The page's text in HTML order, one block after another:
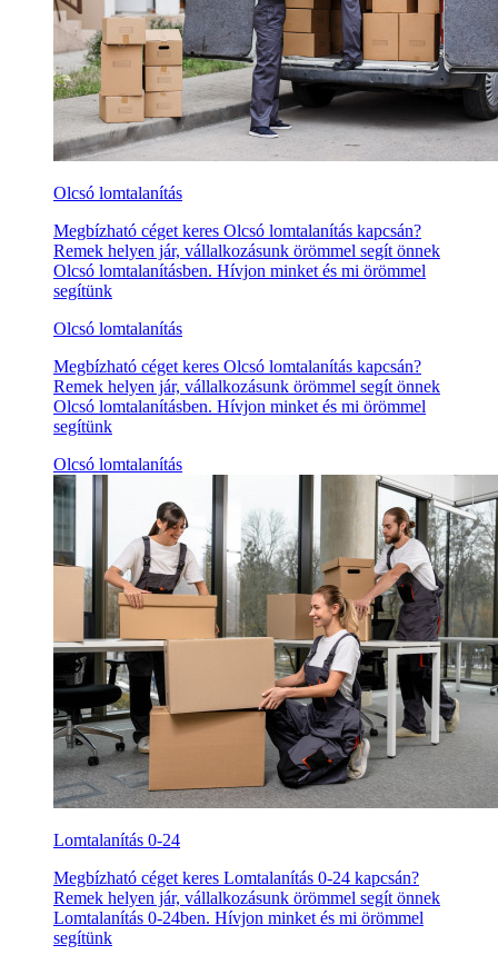
Olcsó lomtalanítás
Megbízható céget keres Olcsó lomtalanítás kapcsán?
Remek helyen jár, vállalkozásunk örömmel segít önnek
Olcsó lomtalanításben. Hívjon minket és mi örömmel
segítünk
Olcsó lomtalanítás
Megbízható céget keres Olcsó lomtalanítás kapcsán?
Remek helyen jár, vállalkozásunk örömmel segít önnek
Olcsó lomtalanításben. Hívjon minket és mi örömmel
segítünk
Olcsó lomtalanítás
Lomtalanítás 0-24
Megbízható céget keres Lomtalanítás 0-24 kapcsán?
Remek helyen jár, vállalkozásunk örömmel segít önnek
Lomtalanítás 0-24ben. Hívjon minket és mi örömmel
segítünk